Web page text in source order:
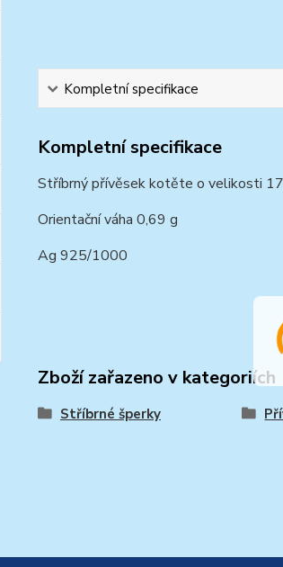
Kompletní specifikace
Kompletní specifikace
Stříbrný přívěsek kotěte o velikosti
Orientační váha 0,69 g
Ag 925/1000
Zboží zařazeno v kategoriích
Stříbrné šperky